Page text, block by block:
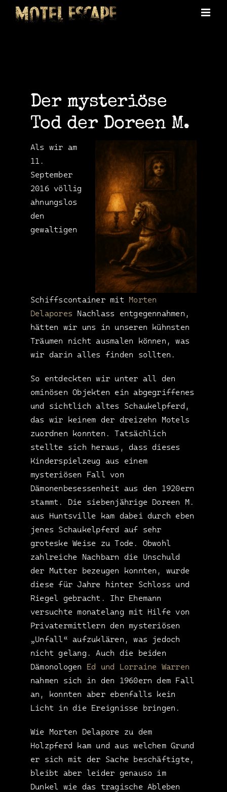
Skip
Der mysteriöse
Tod der Doreen M.
Als wir am
11.
September
2016 völlig
ahnungslos
den
gewaltigen
Schiffscontainer mit Morten
Delapores Nachlass entgegennahmen,
hätten wir uns in unseren kühnsten
Träumen nicht ausmalen können, was
wir darin alles finden sollten.
So entdeckten wir unter all den
ominösen Objekten ein abgegriffenes
und sichtlich altes Schaukelpferd,
das wir keinem der dreizehn Motels
zuordnen konnten. Tatsächlich
stellte sich heraus, dass dieses
Kinderspielzeug aus einem
mysteriösen Fall von
Dämonenbesessenheit aus den 1920ern
stammt. Die siebenjährige Doreen M.
aus Huntsville kam dabei durch eben
jenes Schaukelpferd auf sehr
groteske Weise zu Tode. Obwohl
zahlreiche Nachbarn die Unschuld
der Mutter bezeugen konnten, wurde
diese für Jahre hinter Schloss und
Riegel gebracht. Ihr Ehemann
versuchte monatelang mit Hilfe von
Privatermittlern den mysteriösen
„Unfall“ aufzuklären, was jedoch
nicht gelang. Auch die beiden
Dämonologen Ed und Lorraine Warren
nahmen sich in den 1960ern dem Fall
an, konnten aber ebenfalls kein
Licht in die Ereignisse bringen.
Wie Morten Delapore zu dem
Holzpferd kam und aus welchem Grund
er sich mit der Sache beschäftigte,
bleibt aber leider genauso im
Dunkel wie das tragische Ableben